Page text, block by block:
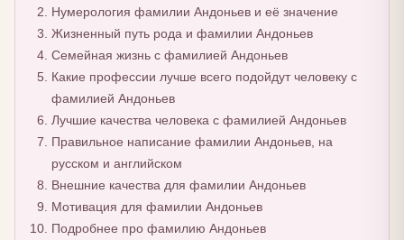
Нумерология фамилии Андоньев и её значение
Жизненный путь рода и фамилии Андоньев
Семейная жизнь с фамилией Андоньев
Какие профессии лучше всего подойдут человеку с
фамилией Андоньев
Лучшие качества человека с фамилией Андоньев
Правильное написание фамилии Андоньев, на
русском и английском
Внешние качества для фамилии Андоньев
Мотивация для фамилии Андоньев
Подробнее про фамилию Андоньев